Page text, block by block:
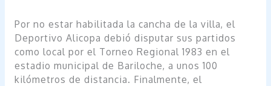
Por no estar habilitada la cancha de la villa, el
Deportivo Alicopa debió disputar sus partidos
como local por el Torneo Regional 1983 en el
estadio municipal de Bariloche, a unos 100
kilómetros de distancia. Finalmente, el